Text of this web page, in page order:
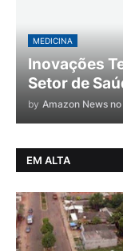
MEDICINA
Inovações
Setor de
by Amazon News
EM ALTA